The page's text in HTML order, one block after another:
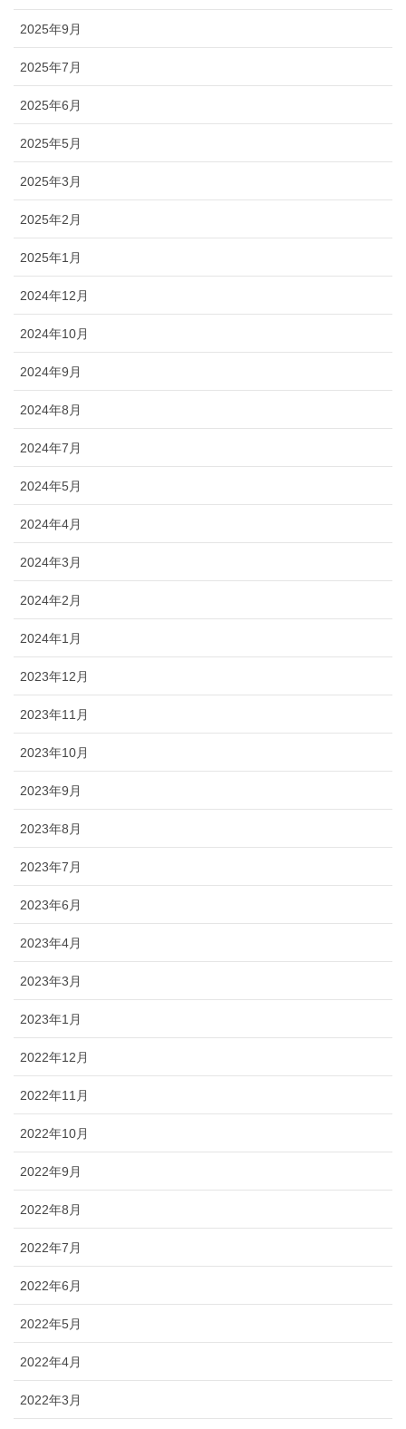
2025年9月
2025年7月
2025年6月
2025年5月
2025年3月
2025年2月
2025年1月
2024年12月
2024年10月
2024年9月
2024年8月
2024年7月
2024年5月
2024年4月
2024年3月
2024年2月
2024年1月
2023年12月
2023年11月
2023年10月
2023年9月
2023年8月
2023年7月
2023年6月
2023年4月
2023年3月
2023年1月
2022年12月
2022年11月
2022年10月
2022年9月
2022年8月
2022年7月
2022年6月
2022年5月
2022年4月
2022年3月